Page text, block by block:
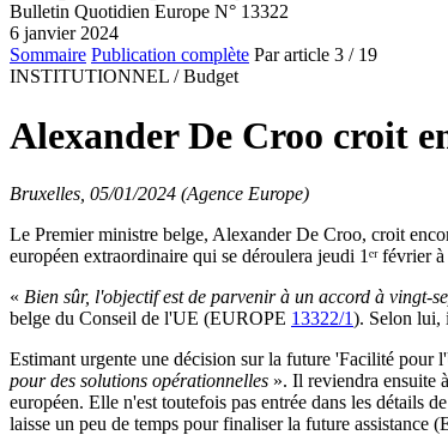
Bulletin Quotidien Europe N° 13322
6 janvier 2024
Sommaire Publication complète Par article 3 / 19
INSTITUTIONNEL / Budget
Alexander De Croo croit
Bruxelles, 05/01/2024 (Agence Europe)
Le Premier ministre belge, Alexander De Croo, croit
européen extraordinaire qui se déroulera jeudi 1ᵉʳ février
« Bien sûr, l'objectif est de parvenir à un accord à vingt-
belge du Conseil de l'UE (EUROPE 13322/1). Selon lui,
Estimant urgente une décision sur la future 'Facilité pour
pour des solutions opérationnelles ». Il reviendra ensuite
européen. Elle n'est toutefois pas entrée dans les détails
laisse un peu de temps pour finaliser la future assistance